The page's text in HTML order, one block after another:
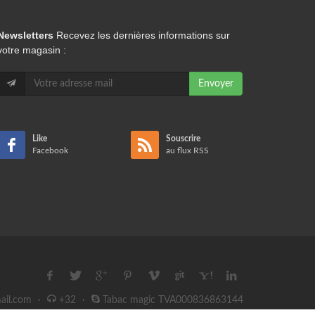
Recevez les dernières informations sur
magasin :
Envoyer
Like
Facebook
Souscrire
au flux RSS
· +32 · Tabac magic TVA000836863144